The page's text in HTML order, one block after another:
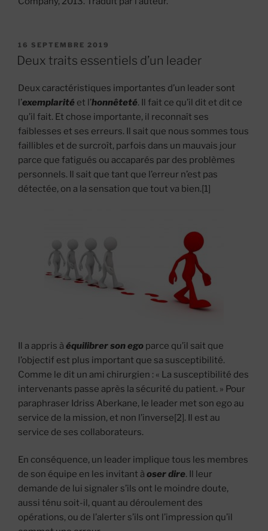
PUBLIÉ
LE
16 SEPTEMBRE 2019
Deux traits essentiels d’un leader
Deux caractéristiques importantes d’un leader sont
l’exemplarité et l’honnêteté. Il fait ce qu’il dit et dit ce
qu’il fait. Et chose importante, il reconnaît ses
faiblesses et ses erreurs. Il sait que nous sommes tous
faillibles et de surcroît, parfois dans un mauvais jour
parce que fatigués ou accaparés par des problèmes
personnels. Il sait que tant que l’erreur n’est pas
détectée, on a la sensation que tout va bien.[1]
Il a appris à équilibrer son ego parce qu’il sait que
l’objectif est plus important que sa susceptibilité.
Comme le dit un ami chirurgien : « La susceptibilité des
intervenants passe après la sécurité du patient. » Pour
paraphraser Idriss Aberkane, le leader met son ego au
service de la mission, et non l’inverse[2]. Il est au
service de ses collaborateurs.
En conséquence, un leader implique tous les membres
de son équipe en les invitant à oser dire. Il leur
demande de lui signaler s’ils ont le moindre doute,
aussi ténu soit-il, quant au déroulement des
opérations, ou de l’alerter s’ils ont l’impression qu’il